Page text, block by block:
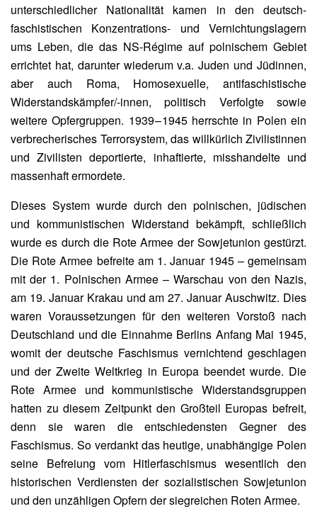
unterschiedlicher Nationalität kamen in den deutsch-
faschistischen Konzentrations- und Vernichtungslagern
ums Leben, die das NS-Régime auf polnischem Gebiet
errichtet hat, darunter wiederum v.a. Juden und Jüdinnen,
aber auch Roma, Homosexuelle, antifaschistische
Widerstandskämpfer/-innen, politisch Verfolgte sowie
weitere Opfergruppen. 1939 – 1945 herrschte in Polen ein
verbrecherisches Terrorsystem, das willkürlich Zivilistinnen
und Zivilisten deportierte, inhaftierte, misshandelte und
massenhaft ermordete.
Dieses System wurde durch den polnischen, jüdischen
und kommunistischen Widerstand bekämpft, schließlich
wurde es durch die Rote Armee der Sowjetunion gestürzt.
Die Rote Armee befreite am 1. Januar 1945 – gemeinsam
mit der 1. Polnischen Armee – Warschau von den Nazis,
am 19. Januar Krakau und am 27. Januar Auschwitz. Dies
waren Voraussetzungen für den weiteren Vorstoß nach
Deutschland und die Einnahme Berlins Anfang Mai 1945,
womit der deutsche Faschismus vernichtend geschlagen
und der Zweite Weltkrieg in Europa beendet wurde. Die
Rote Armee und kommunistische Widerstandsgruppen
hatten zu diesem Zeitpunkt den Großteil Europas befreit,
denn sie waren die entschiedensten Gegner des
Faschismus. So verdankt das heutige, unabhängige Polen
seine Befreiung vom Hitlerfaschismus wesentlich den
historischen Verdiensten der sozialistischen Sowjetunion
und den unzähligen Opfern der siegreichen Roten Armee.